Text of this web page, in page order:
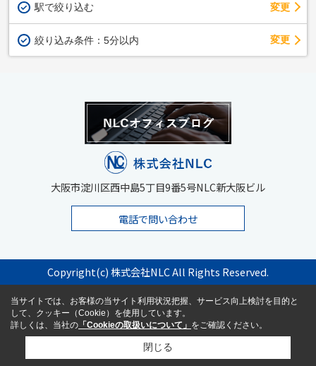
駅で絞り込む 変更
絞り込み条件： 5分以内 変更
大阪市淀川区西中島5丁目9番5号NLC新大阪ビル
電話で問い合わせ
Copyright(c) 株式会社NLC All Rights Reserved.
当サイトでは、お客様の当サイト利用状況把握、サービス向上検討を目的と
して、クッキー（Cookie）を使用しています。
詳しくは、当社の 「Cookieの取扱いについて」 をご確認ください。
閉じる